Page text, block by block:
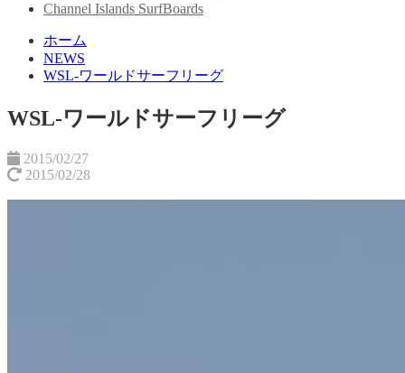
Channel Islands SurfBoards
ホーム
NEWS
WSL-ワールドサーフリーグ
WSL-ワールドサーフリーグ
2015/02/27
2015/02/28